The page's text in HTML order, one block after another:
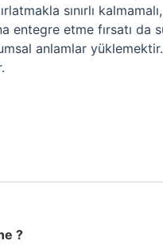
sınırlı
entegre etme fırsatı da
anlamlar yüklemektir.
?